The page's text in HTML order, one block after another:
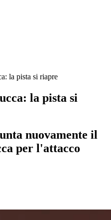
la pista si riapre
la pista si
nuovamente il
per l'attacco